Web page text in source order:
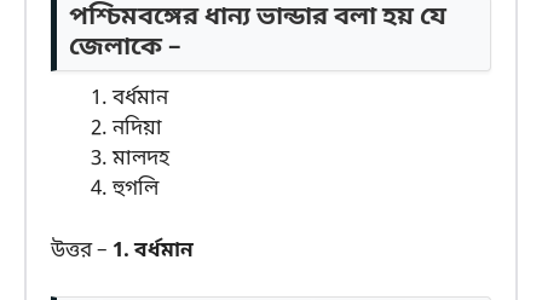
পশ্চিমবঙ্গের ধান্য ভান্ডার বলা হয় যে
জেলাকে –
বর্ধমান
নদিয়া
মালদহ
হুগলি
উত্তর – 1. বর্ধমান